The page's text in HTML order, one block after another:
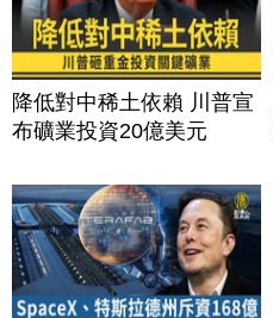
降低對中稀土依賴 川普宣
布礦業投資20億美元